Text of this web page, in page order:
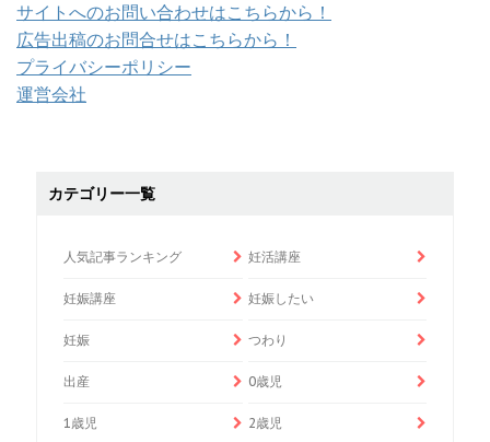
サイトへのお問い合わせはこちらから！
広告出稿のお問合せはこちらから！
プライバシーポリシー
運営会社
カテゴリー一覧
人気記事ランキング 妊活講座
妊娠講座 妊娠したい
妊娠 つわり
出産 0歳児
1歳児 2歳児